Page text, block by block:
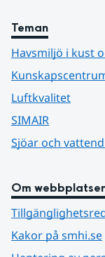
Teman
Havsmiljö i kust
Luftkvalitet
SIMAIR
Sjöar och
Om
Kakor på smhi.se